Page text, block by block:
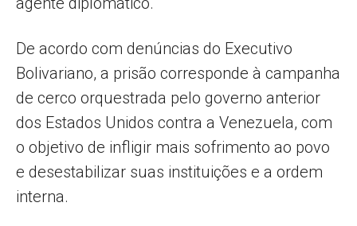
De acordo com denúncias do Executivo
Bolivariano, a prisão corresponde à campanha
de cerco orquestrada pelo governo anterior
dos Estados Unidos contra a Venezuela, com
o objetivo de infligir mais sofrimento ao povo
e desestabilizar suas instituições e a ordem
interna.